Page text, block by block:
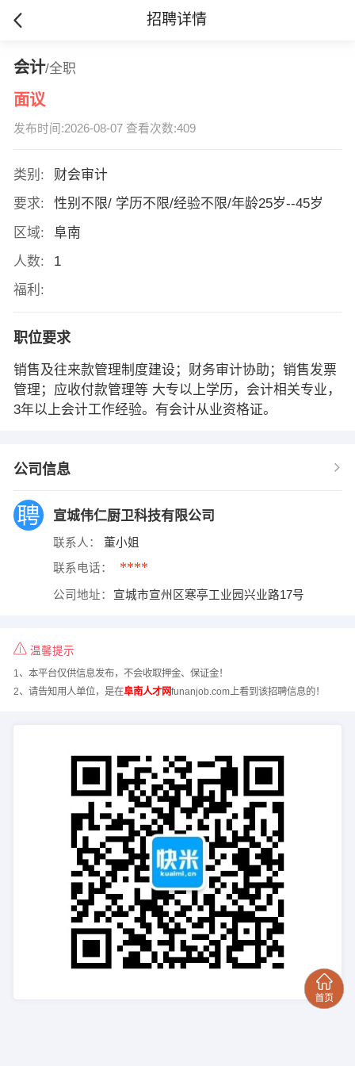
招聘详情
会计/全职
面议
发布时间:2026-08-07 查看次数:409
类别:
财会审计
要求:
性别不限/ 学历不限/经验不限/年龄25岁--45岁
区域:
阜南
人数:
1
福利:
职位要求
销售及往来款管理制度建设；财务审计协助；销售发票
管理；应收付款管理等 大专以上学历，会计相关专业，
3年以上会计工作经验。有会计从业资格证。
公司信息
宣城伟仁厨卫科技有限公司
联系人： 董小姐
联系电话： ****
公司地址： 宣城市宣州区寒亭工业园兴业路17号
温馨提示
1、本平台仅供信息发布，不会收取押金、保证金！
2、请告知用人单位，是在阜南人才网funanjob.com上看到该招聘信息的！